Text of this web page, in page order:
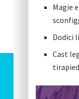
Magie
Dodici
Cast